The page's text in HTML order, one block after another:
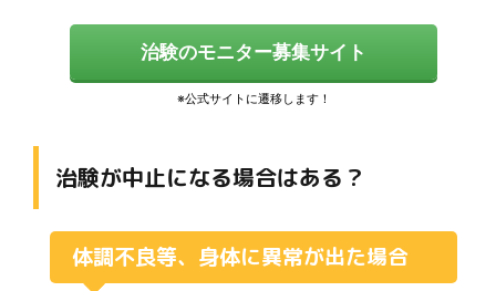
治験のモニター募集サイト
治験が中止になる場合はある？
体調不良等、身体に異常が出た場合